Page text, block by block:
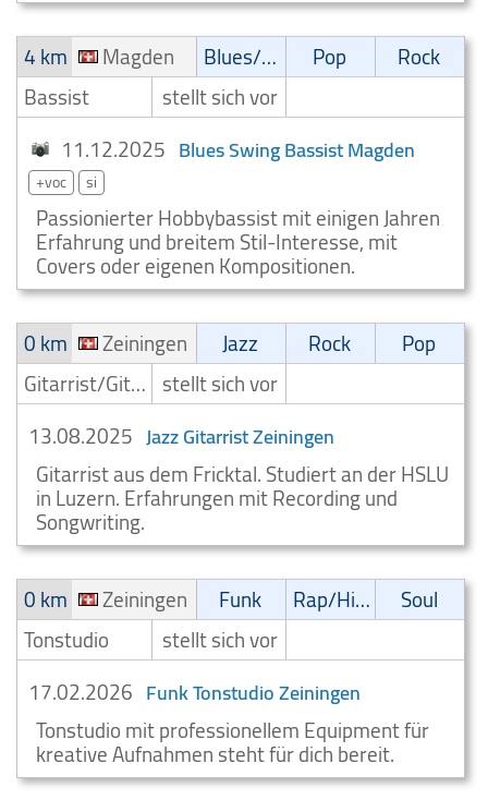
4 km
Magden Blues/Swing Pop
Rock
Bassist
stellt sich vor
11.12.2025 Blues Swing Bassist Magden
+voc si
Passionierter Hobbybassist mit einigen Jahren
Erfahrung und breitem Stil-Interesse, mit
Covers oder eigenen Kompositionen.
0 km
Zeiningen Jazz Rock
Pop
Gitarrist/Gitarrenspieler stellt sich vor
13.08.2025 Jazz Gitarrist Zeiningen
Gitarrist aus dem Fricktal. Studiert an der HSLU
in Luzern. Erfahrungen mit Recording und
Songwriting.
0 km
Zeiningen Funk Rap/Hip-Hop/RnB
Soul
Tonstudio
stellt sich vor
17.02.2026 Funk Tonstudio Zeiningen
Tonstudio mit professionellem Equipment für
kreative Aufnahmen steht für dich bereit.